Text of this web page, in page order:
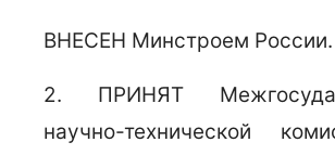
ВНЕСЕН Минстроем России.
2. ПРИНЯТ
научно-технической